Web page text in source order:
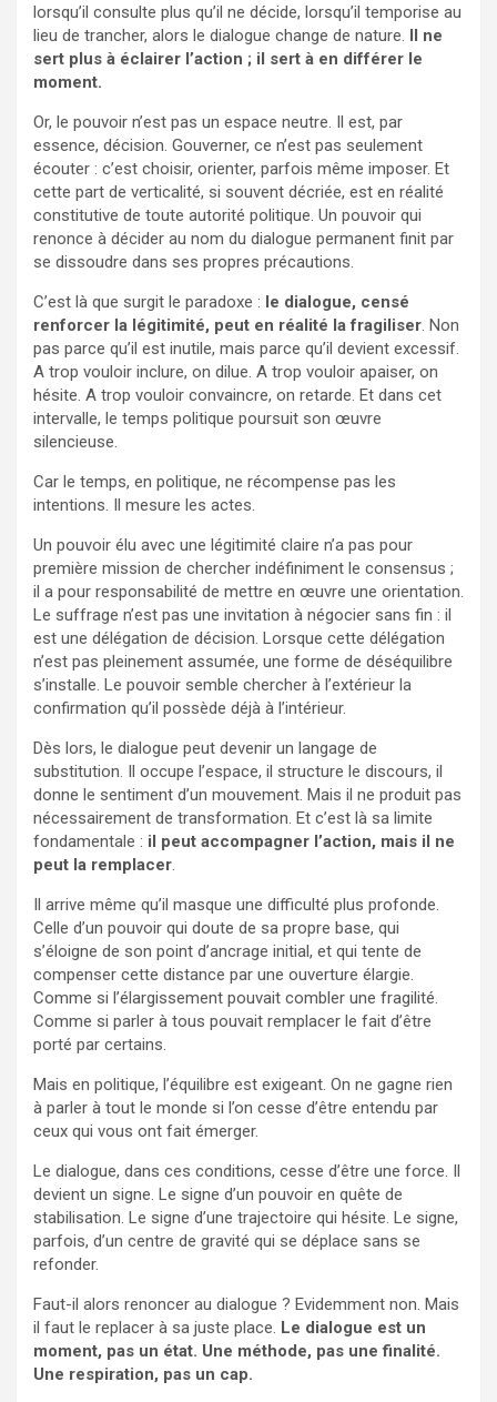
lorsqu’il consulte plus qu’il ne décide, lorsqu’il temporise au
lieu de trancher, alors le dialogue change de nature. Il ne
sert plus à éclairer l’action ; il sert à en différer le
moment.
Or, le pouvoir n’est pas un espace neutre. Il est, par
essence, décision. Gouverner, ce n’est pas seulement
écouter : c’est choisir, orienter, parfois même imposer. Et
cette part de verticalité, si souvent décriée, est en réalité
constitutive de toute autorité politique. Un pouvoir qui
renonce à décider au nom du dialogue permanent finit par
se dissoudre dans ses propres précautions.
C’est là que surgit le paradoxe : le dialogue, censé
renforcer la légitimité, peut en réalité la fragiliser . Non
pas parce qu’il est inutile, mais parce qu’il devient excessif.
A trop vouloir inclure, on dilue. A trop vouloir apaiser, on
hésite. A trop vouloir convaincre, on retarde. Et dans cet
intervalle, le temps politique poursuit son œuvre
silencieuse.
Car le temps, en politique, ne récompense pas les
intentions. Il mesure les actes.
Un pouvoir élu avec une légitimité claire n’a pas pour
première mission de chercher indéfiniment le consensus ;
il a pour responsabilité de mettre en œuvre une orientation.
Le suffrage n’est pas une invitation à négocier sans fin : il
est une délégation de décision. Lorsque cette délégation
n’est pas pleinement assumée, une forme de déséquilibre
s’installe. Le pouvoir semble chercher à l’extérieur la
confirmation qu’il possède déjà à l’intérieur.
Dès lors, le dialogue peut devenir un langage de
substitution. Il occupe l’espace, il structure le discours, il
donne le sentiment d’un mouvement. Mais il ne produit pas
nécessairement de transformation. Et c’est là sa limite
fondamentale : il peut accompagner l’action, mais il ne
peut la remplacer
Il arrive même qu’il masque une difficulté plus profonde.
Celle d’un pouvoir qui doute de sa propre base, qui
s’éloigne de son point d’ancrage initial, et qui tente de
compenser cette distance par une ouverture élargie.
Comme si l’élargissement pouvait combler une fragilité.
Comme si parler à tous pouvait remplacer le fait d’être
porté par certains.
Mais en politique, l’équilibre est exigeant. On ne gagne rien
à parler à tout le monde si l’on cesse d’être entendu par
ceux qui vous ont fait émerger.
Le dialogue, dans ces conditions, cesse d’être une force. Il
devient un signe. Le signe d’un pouvoir en quête de
stabilisation. Le signe d’une trajectoire qui hésite. Le signe,
parfois, d’un centre de gravité qui se déplace sans se
refonder.
Faut-il alors renoncer au dialogue ? Evidemment non. Mais
il faut le replacer à sa juste place. Le dialogue est un
moment, pas un état. Une méthode, pas une finalité.
Une respiration, pas un cap.